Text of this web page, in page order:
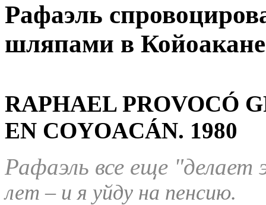
Рафаэль
шляпами в
RAPHAEL PROVOCÓ
EN COYOACÁN. 1980
Рафаэль все еще
лет – и я уйду на пенсию.